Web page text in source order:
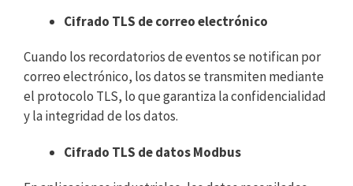
Cifrado TLS de correo electrónico
Cuando los recordatorios de eventos se notifican por
correo electrónico, los datos se transmiten mediante
el protocolo TLS, lo que garantiza la confidencialidad
y la integridad de los datos.
Cifrado TLS de datos Modbus